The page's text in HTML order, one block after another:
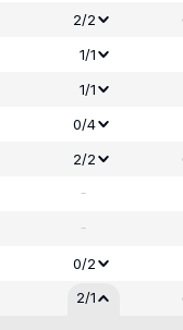
2/2
1/1
1/1
0/4
2/2
-
-
0/2
2/1